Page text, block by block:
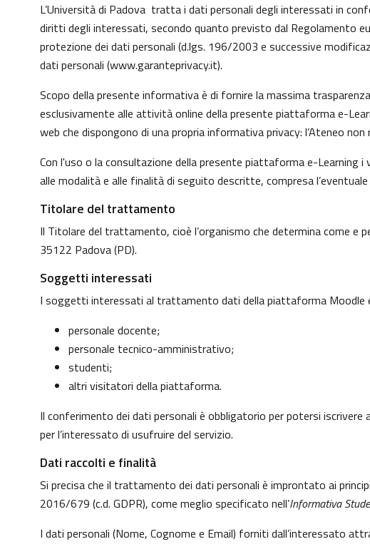
L’Università di Padova tratta i dati personali degli interessati in
diritti degli interessati, secondo quanto previsto dal Regolamento
protezione dei dati personali (d.lgs. 196/2003 e successive
dati personali (www.garanteprivacy.it).
Scopo della presente informativa è di fornire la massima
esclusivamente alle attività online della presente piattaforma e-
web che dispongono di una propria informativa privacy: l’Ateneo
Con l'uso o la consultazione della presente piattaforma e-
alle modalità e alle finalità di seguito descritte, compresa
Titolare del trattamento
Il Titolare del trattamento, cioè l’organismo che determina come e
35122 Padova (PD).
Soggetti interessati
I soggetti interessati al trattamento dati della piattaforma Moodle
personale docente;
personale tecnico-amministrativo;
studenti;
altri visitatori della piattaforma.
Il conferimento dei dati personali è obbligatorio per potersi
per l’interessato di usufruire del servizio.
Dati raccolti e finalità
Si precisa che il trattamento dei dati personali è improntato ai
2016/679 (c.d. GDPR), come meglio specificato nell’Informativa
I dati personali (Nome, Cognome e Email) forniti dall’interessato